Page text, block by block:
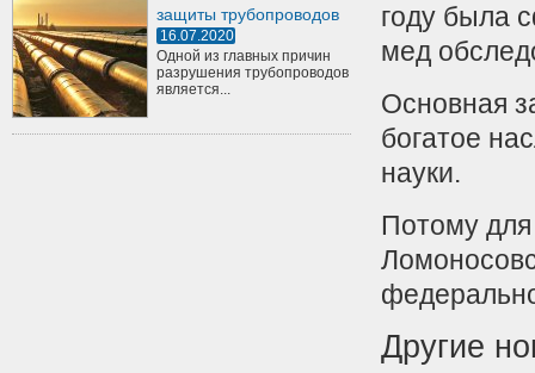
защиты трубопроводов
16.07.2020
Одной из главных причин
разрушения трубопроводов
является...
году была
мед
Основная
богатое
науки.
Потому для
Другие